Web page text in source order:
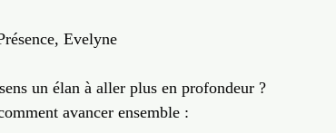
Evelyne
un élan à aller plus en profondeur ?
avancer ensemble :